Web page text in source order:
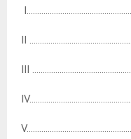
II
III